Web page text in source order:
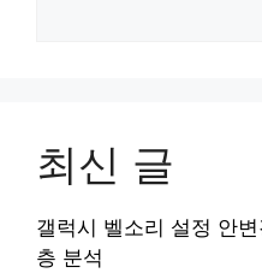
최신 글
갤럭시 벨소리 설정 안
층 분석